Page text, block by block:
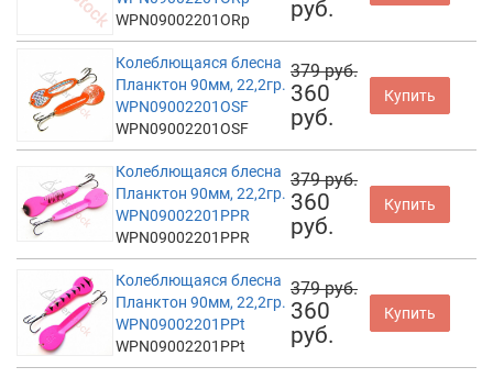
WPN09002201ORp
руб.
Колеблющаяся блесна
Планктон 90мм, 22,2гр.
WPN09002201OSF
WPN09002201OSF
379 руб.
360
руб.
Купить
Колеблющаяся блесна
Планктон 90мм, 22,2гр.
WPN09002201PPR
WPN09002201PPR
379 руб.
360
руб.
Купить
Колеблющаяся блесна
Планктон 90мм, 22,2гр.
WPN09002201PPt
WPN09002201PPt
379 руб.
360
руб.
Купить